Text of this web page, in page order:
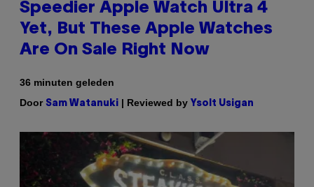
Speedier Apple Watch Ultra 4
Yet, But These Apple Watches
Are On Sale Right Now
36 minuten geleden
Door Sam Watanuki | Reviewed by Ysolt Usigan